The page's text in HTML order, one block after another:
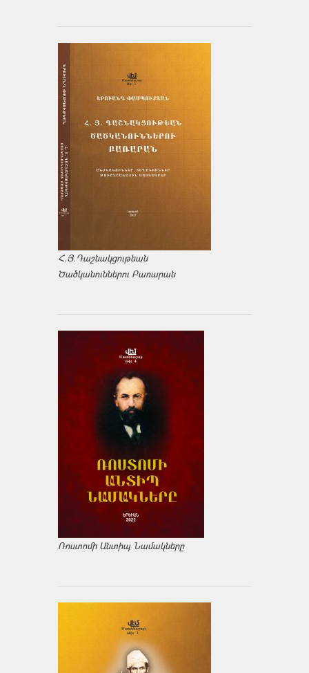
Հ.Յ.Դաշնակցութեան
Ծածկանուններու Բառարան
Ռոստոմի Անտիպ Նամակները